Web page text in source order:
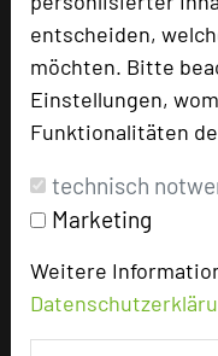
entscheiden,
möchten. Bitte
Einstellungen,
Funktionalitäten
technisch
Marketing
Weitere
phone +49 5161
mail Email
Homepage
zur
Bewertung